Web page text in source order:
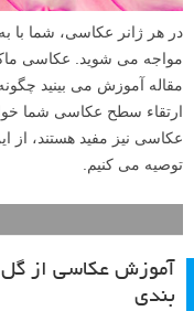
در هر ژانر عکاسی، شما با
مواجه می شوید. عکاسی
مقاله آموزش می بینید
ارتقاء سطح عکاسی شما
عکاسی نیز مفید هستند، از
توصیه می کنیم.
آموزش عکاسی از گل
بندی